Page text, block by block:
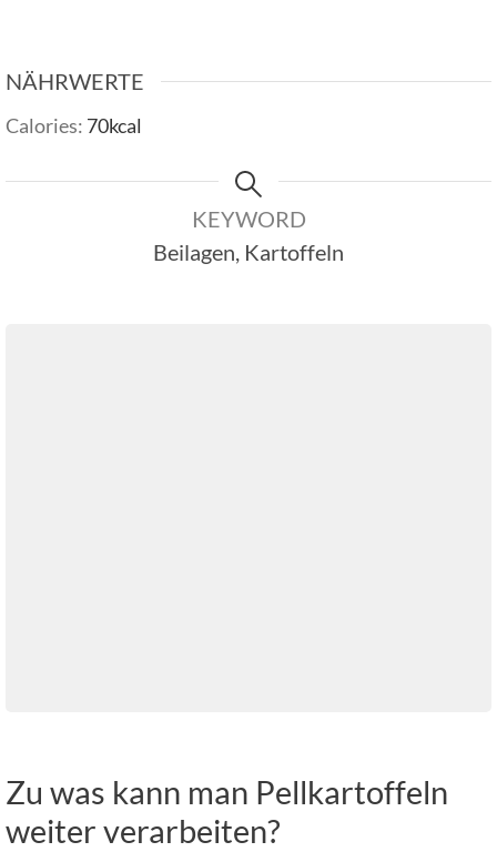
NÄHRWERTE
Calories: 70kcal
KEYWORD
Beilagen, Kartoffeln
Zu was kann man Pellkartoffeln
weiter verarbeiten?